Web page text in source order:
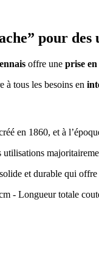
pour
offre une prise
à tous les besoins en
en 1860, et à
et durable qui
- Longueur totale